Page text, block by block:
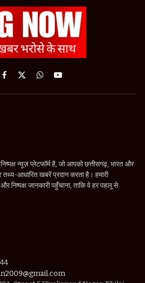
Facebook
X
WhatsApp
YouTube
न्यूज़ प्लेटफॉर्म है, जो आपको छत्तीसगढ़, भारत और
तथ्य-आधारित खबरें प्रदान करता है। हमारी
निष्पक्ष जानकारी पहुँचाना, ताकि वे हर पहलू से